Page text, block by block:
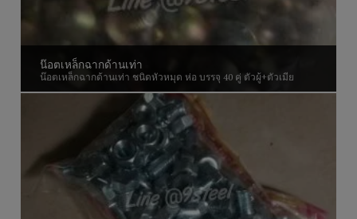
น๊อตเหล็กฉากด้านเท่า
น๊อตเหล็กฉากด้านเท่า ชนิดหัวหมุด ห่อ บรรจุ 40 คู่ ตัวผู้+ตัวเมีย